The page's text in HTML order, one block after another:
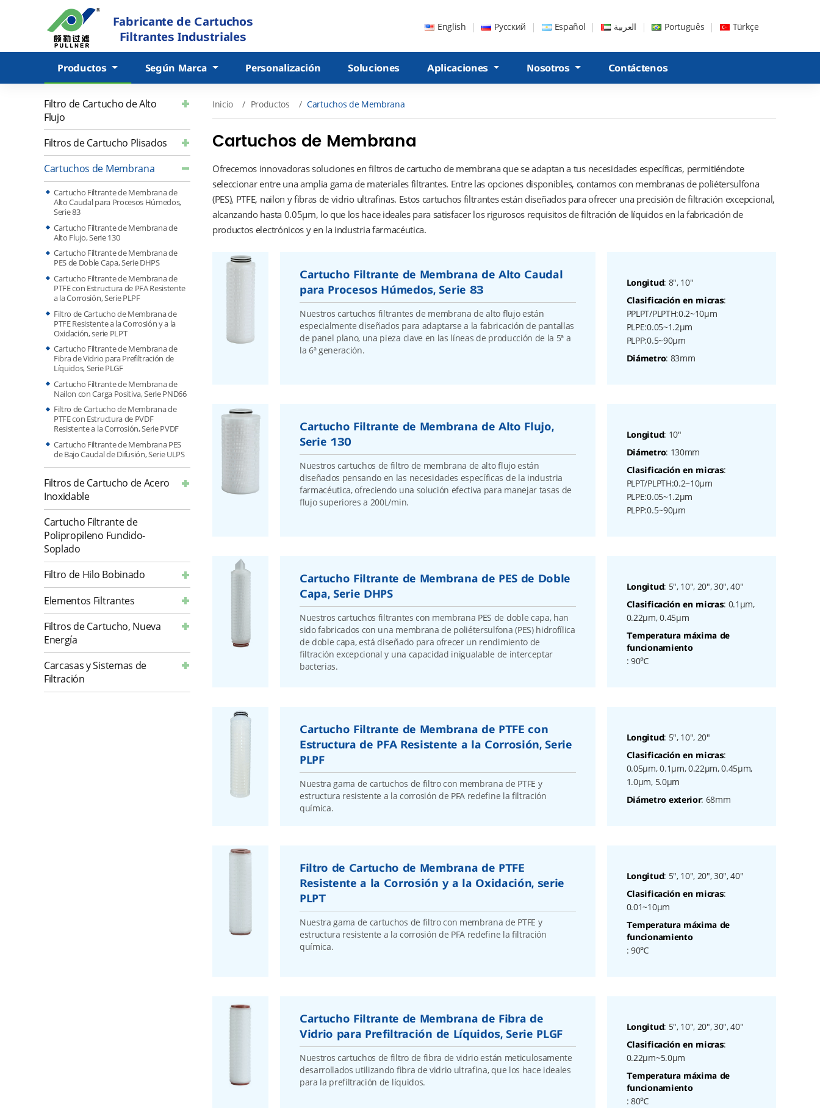
Fabricante de Cartuchos
Filtrantes Industriales
English Русский Español العربية Português Türkçe
Productos Según Marca Personalización Soluciones Aplicaciones Nosotros Contáctenos
Inicio Productos Cartuchos de Membrana
Cartuchos de Membrana
Ofrecemos innovadoras soluciones en filtros de cartucho de membrana que se adaptan a tus necesidades específicas, permitiéndote
seleccionar entre una amplia gama de materiales filtrantes. Entre las opciones disponibles, contamos con membranas de poliétersulfona
(PES), PTFE, nailon y fibras de vidrio ultrafinas. Estos cartuchos filtrantes están diseñados para ofrecer una precisión de filtración excepcional,
alcanzando hasta 0.05μm, lo que los hace ideales para satisfacer los rigurosos requisitos de filtración de líquidos en la fabricación de
productos electrónicos y en la industria farmacéutica.
Cartucho Filtrante de Membrana de Alto Caudal
para Procesos Húmedos, Serie 83
Nuestros cartuchos filtrantes de membrana de alto flujo están
especialmente diseñados para adaptarse a la fabricación de pantallas
de panel plano, una pieza clave en las líneas de producción de la 5ª a
la 6ª generación.
Longitud: 8", 10"
Clasificación en micras:
PPLPT/PLPTH:0.2~10μm
PLPE:0.05~1.2μm
PLPP:0.5~90μm
Diámetro: 83mm
Cartucho Filtrante de Membrana de Alto Flujo,
Serie 130
Nuestros cartuchos de filtro de membrana de alto flujo están
diseñados pensando en las necesidades específicas de la industria
farmacéutica, ofreciendo una solución efectiva para manejar tasas de
flujo superiores a 200L/min.
Longitud: 10"
Diámetro: 130mm
Clasificación en micras:
PLPT/PLPTH:0.2~10μm
PLPE:0.05~1.2μm
PLPP:0.5~90μm
Cartucho Filtrante de Membrana de PES de Doble
Capa, Serie DHPS
Nuestros cartuchos filtrantes con membrana PES de doble capa, han
sido fabricados con una membrana de poliétersulfona (PES) hidrofílica
de doble capa, está diseñado para ofrecer un rendimiento de
filtración excepcional y una capacidad inigualable de interceptar
bacterias.
Longitud: 5", 10", 20", 30", 40"
Clasificación en micras: 0.1μm,
0.22μm, 0.45μm
Temperatura máxima de
funcionamiento
: 90℃
Cartucho Filtrante de Membrana de PTFE con
Estructura de PFA Resistente a la Corrosión, Serie
PLPF
Nuestra gama de cartuchos de filtro con membrana de PTFE y
estructura resistente a la corrosión de PFA redefine la filtración
química.
Longitud: 5", 10", 20"
Clasificación en micras:
0.05μm, 0.1μm, 0.22μm, 0.45μm,
1.0μm, 5.0μm
Diámetro exterior: 68mm
Filtro de Cartucho de Membrana de PTFE
Resistente a la Corrosión y a la Oxidación, serie
PLPT
Nuestra gama de cartuchos de filtro con membrana de PTFE y
estructura resistente a la corrosión de PFA redefine la filtración
química.
Longitud: 5", 10", 20", 30", 40"
Clasificación en micras:
0.01~10μm
Temperatura máxima de
funcionamiento
: 90℃
Cartucho Filtrante de Membrana de Fibra de
Vidrio para Prefiltración de Líquidos, Serie PLGF
Nuestros cartuchos de filtro de fibra de vidrio están meticulosamente
desarrollados utilizando fibra de vidrio ultrafina, que los hace ideales
para la prefiltración de líquidos.
Longitud: 5", 10", 20", 30", 40"
Clasificación en micras:
0.22μm~5.0μm
Temperatura máxima de
funcionamiento
: 80℃
Filtro de Cartucho de Alto
Flujo
Filtros de Cartucho Plisados
Cartuchos de Membrana
Cartucho Filtrante de Membrana de
Alto Caudal para Procesos Húmedos,
Serie 83
Cartucho Filtrante de Membrana de
Alto Flujo, Serie 130
Cartucho Filtrante de Membrana de
PES de Doble Capa, Serie DHPS
Cartucho Filtrante de Membrana de
PTFE con Estructura de PFA Resistente
a la Corrosión, Serie PLPF
Filtro de Cartucho de Membrana de
PTFE Resistente a la Corrosión y a la
Oxidación, serie PLPT
Cartucho Filtrante de Membrana de
Fibra de Vidrio para Prefiltración de
Líquidos, Serie PLGF
Cartucho Filtrante de Membrana de
Nailon con Carga Positiva, Serie PND66
Filtro de Cartucho de Membrana de
PTFE con Estructura de PVDF
Resistente a la Corrosión, Serie PVDF
Cartucho Filtrante de Membrana PES
de Bajo Caudal de Difusión, Serie ULPS
Filtros de Cartucho de Acero
Inoxidable
Cartucho Filtrante de
Polipropileno Fundido-
Soplado
Filtro de Hilo Bobinado
Elementos Filtrantes
Filtros de Cartucho, Nueva
Energía
Carcasas y Sistemas de
Filtración